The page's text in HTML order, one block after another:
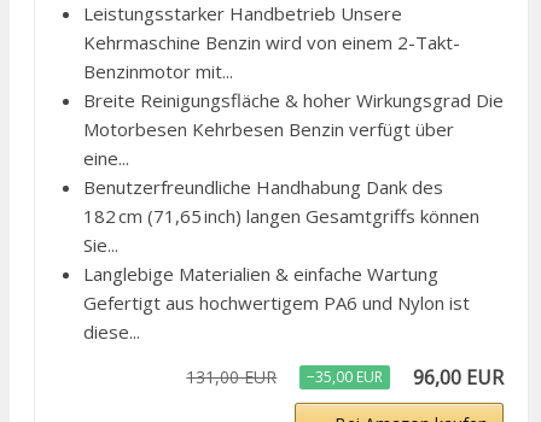
Leistungsstarker Handbetrieb Unsere
Kehrmaschine Benzin wird von einem 2-Takt-
Benzinmotor mit...
Breite Reinigungsfläche & hoher Wirkungsgrad Die
Motorbesen Kehrbesen Benzin verfügt über
eine...
Benutzerfreundliche Handhabung Dank des
182 cm (71,65 inch) langen Gesamtgriffs können
Sie...
Langlebige Materialien & einfache Wartung
Gefertigt aus hochwertigem PA6 und Nylon ist
diese...
131,00 EUR −35,00 EUR 96,00 EUR